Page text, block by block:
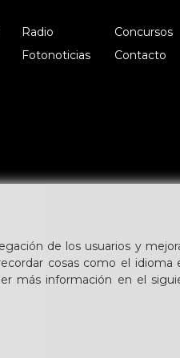
Radio
Fotonoticias
Concursos
Contacto
de los usuarios y
cosas como el
más información en el